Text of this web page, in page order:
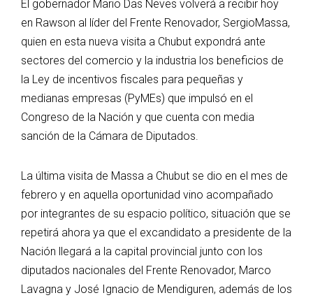
El gobernador Mario Das Neves volverá a recibir hoy
en Rawson al líder del Frente Renovador, SergioMassa,
quien en esta nueva visita a Chubut expondrá ante
sectores del comercio y la industria los beneficios de
la Ley de incentivos fiscales para pequeñas y
medianas empresas (PyMEs) que impulsó en el
Congreso de la Nación y que cuenta con media
sanción de la Cámara de Diputados.
La última visita de Massa a Chubut se dio en el mes de
febrero y en aquella oportunidad vino acompañado
por integrantes de su espacio político, situación que se
repetirá ahora ya que el excandidato a presidente de la
Nación llegará a la capital provincial junto con los
diputados nacionales del Frente Renovador, Marco
Lavagna y José Ignacio de Mendiguren, además de los